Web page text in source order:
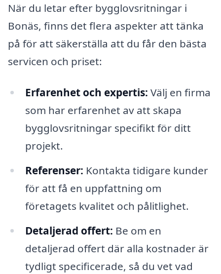
När du letar efter bygglovsritningar i
Bonäs, finns det flera aspekter att tänka
på för att säkerställa att du får den bästa
servicen och priset:
Erfarenhet och expertis: Välj en firma
som har erfarenhet av att skapa
bygglovsritningar specifikt för ditt
projekt.
Referenser: Kontakta tidigare kunder
för att få en uppfattning om
företagets kvalitet och pålitlighet.
Detaljerad offert: Be om en
detaljerad offert där alla kostnader är
tydligt specificerade, så du vet vad